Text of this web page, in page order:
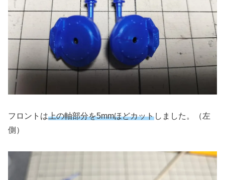
フロントは上の軸部分を5mmほどカットしました。（左
側）